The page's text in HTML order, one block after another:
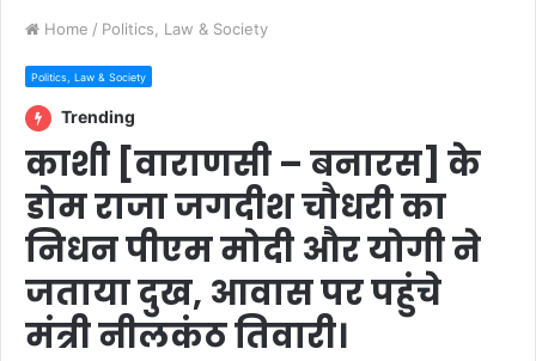
Home / Politics, Law & Society
Politics, Law & Society
Trending
काशी [वाराणसी – बनारस] के
डोम राजा जगदीश चौधरी का
निधन पीएम मोदी और योगी ने
जताया दुख, आवास पर पहुंचे
मंत्री नीलकंठ तिवारी।